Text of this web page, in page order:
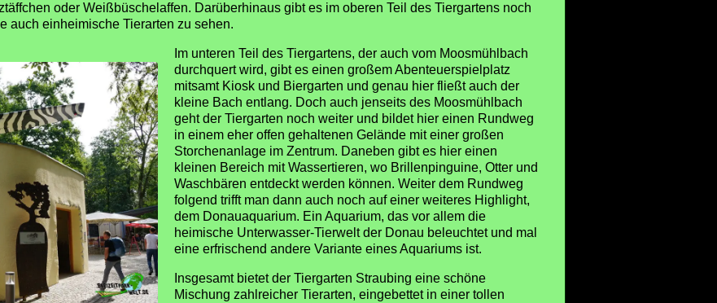
oder Weißbüschelaffen. Darüberhinaus gibt es im oberen Teil des Tiergartens noch
auch einheimische Tierarten zu sehen.
Im unteren Teil des Tiergartens, der auch vom Moosmühlbach
durchquert wird, gibt es einen großem Abenteuerspielplatz
mitsamt Kiosk und Biergarten und genau hier fließt auch der
kleine Bach entlang. Doch auch jenseits des Moosmühlbach
geht der Tiergarten noch weiter und bildet hier einen Rundweg
in einem eher offen gehaltenen Gelände mit einer großen
Storchenanlage im Zentrum. Daneben gibt es hier einen
kleinen Bereich mit Wassertieren, wo Brillenpinguine, Otter und
Waschbären entdeckt werden können. Weiter dem Rundweg
folgend trifft man dann auch noch auf einer weiteres Highlight,
dem Donauaquarium. Ein Aquarium, das vor allem die
heimische Unterwasser-Tierwelt der Donau beleuchtet und mal
eine erfrischend andere Variante eines Aquariums ist.
Insgesamt bietet der Tiergarten Straubing eine schöne
Mischung zahlreicher Tierarten, eingebettet in einer tollen